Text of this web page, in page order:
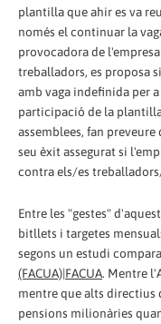
plantilla que ahir es va
només el continuar la
provocadora de
treballadors, es proposa
amb vaga indefinida per
participació de la
assemblees, fan
seu èxit assegurat si
contra els/es
Entre les "gestes"
bitllets i targetes
segons un estudi
(FACUA)|FACUA. Mentre
mentre que alts directius
pensions milionàries